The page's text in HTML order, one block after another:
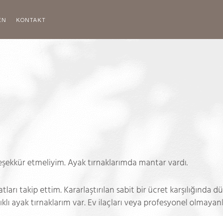
KONTAKT
etmeliyim. Ayak tırnaklarımda mantar vardı.
takip ettim. Kararlaştırılan sabit bir ücret
ayak tırnaklarım var. Ev ilaçları veya profesyonel